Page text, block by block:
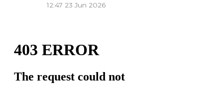
12:47 23 Jun 2026